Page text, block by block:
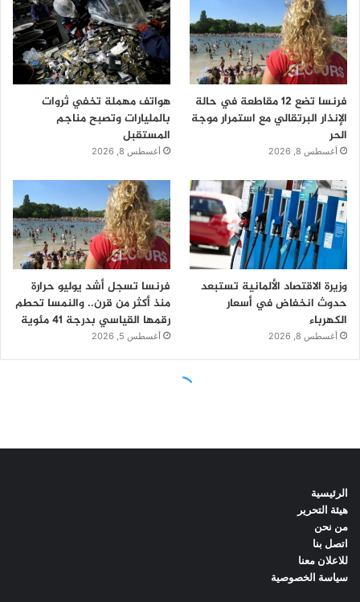
الرئيسية
هيئة التحرير
من نحن
اتصل بنا
للاعلان معنا
سياسة الخصوصية